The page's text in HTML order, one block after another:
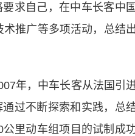
求自己，在中车长客中国
推广等多项活动，总结出
年，中车长客从法国引
过不断探索和实践，总
里动车组项目的试制成